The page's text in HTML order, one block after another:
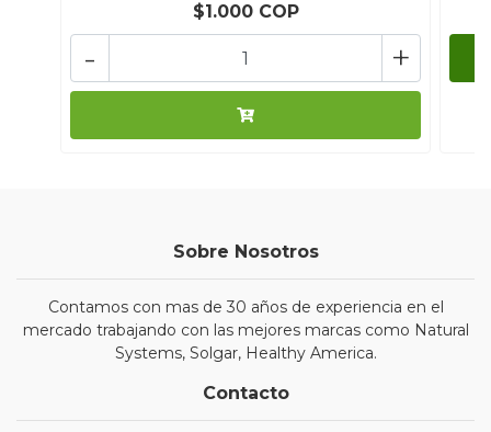
$1.000 COP
+
-
Sobre Nosotros
Contamos con mas de 30 años de experiencia en el
mercado trabajando con las mejores marcas como Natural
Systems, Solgar, Healthy America.
Contacto